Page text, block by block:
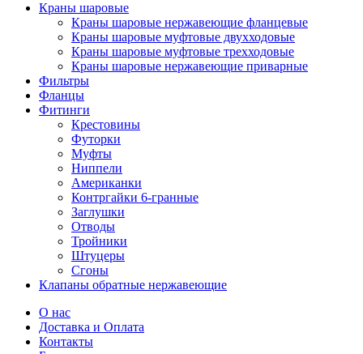
Краны шаровые
Краны шаровые нержавеющие фланцевые
Краны шаровые муфтовые двухходовые
Краны шаровые муфтовые трехходовые
Краны шаровые нержавеющие приварные
Фильтры
Фланцы
Фитинги
Крестовины
Футорки
Муфты
Ниппели
Американки
Контргайки 6-гранные
Заглушки
Отводы
Тройники
Штуцеры
Сгоны
Клапаны обратные нержавеющие
О нас
Доставка и Оплата
Контакты